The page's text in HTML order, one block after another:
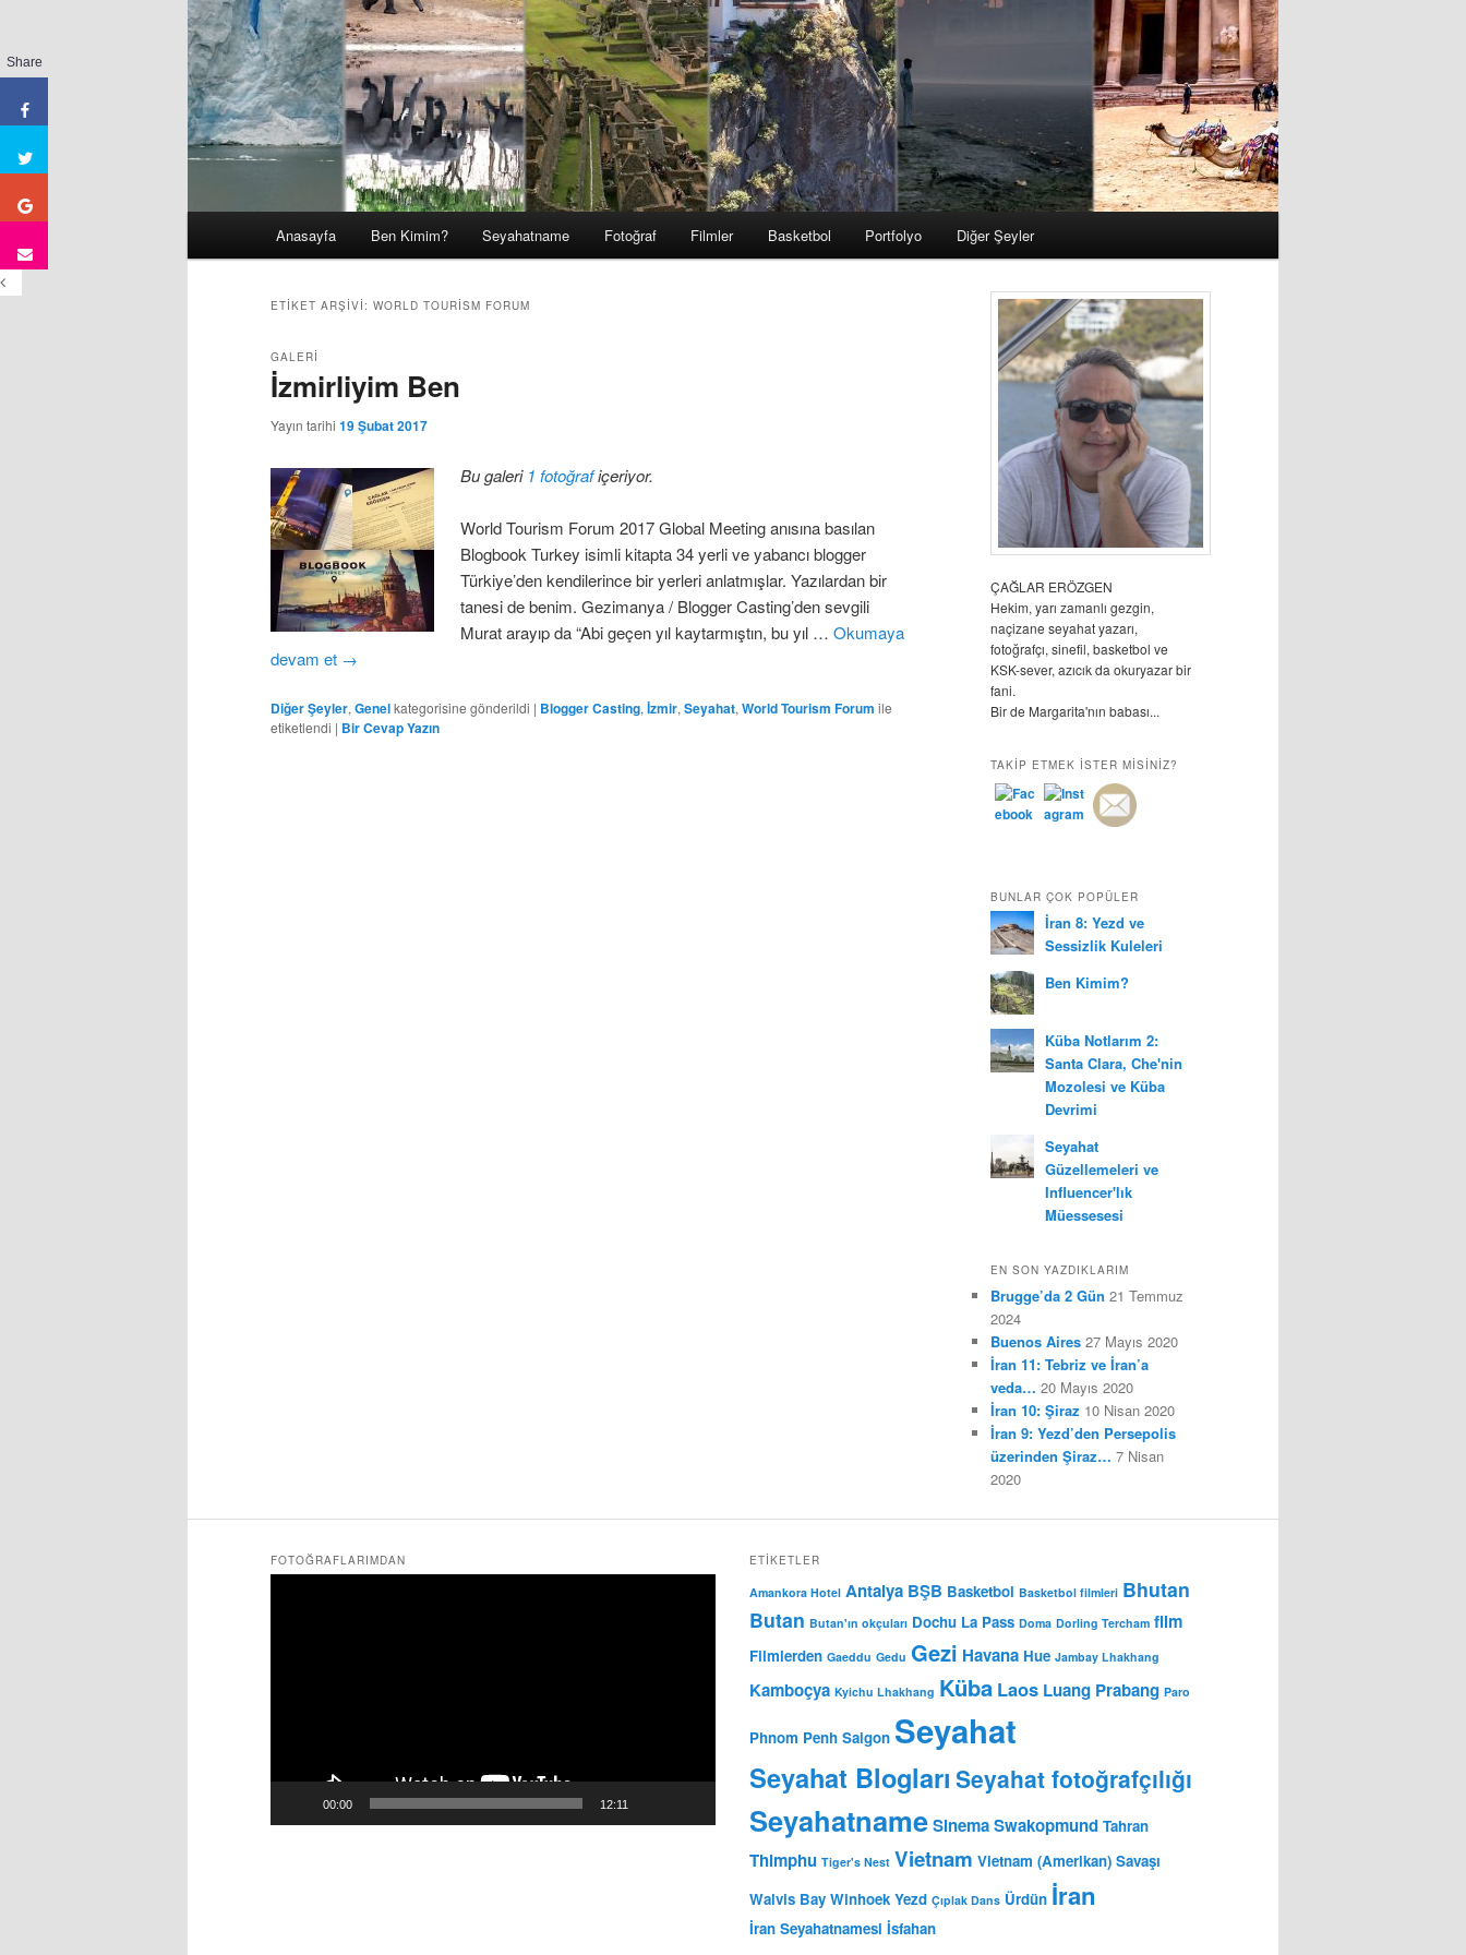
Birincil
geç
İkincil
geç
Anasayfa Ben Kimim? Seyahatname Fotoğraf Filmler Basketbol Portfolyo Diğer Şeyler
ETIKET ARŞIVI: WORLD TOURISM FORUM
İzmirliyim Ben
GALERI
Yayın tarihi 19 Şubat 2017
Bu galeri 1 fotoğrafiçeriyor.
World Tourism Forum 2017 Global Meeting anısına basılan
Blogbook Turkey isimli kitapta 34 yerli ve yabancı blogger
Türkiye’den kendilerince bir yerleri anlatmışlar. Yazılardan bir
tanesi de benim. Gezimanya / Blogger Casting’den sevgili
Murat arayıp da “Abi geçen yıl kaytarmıştın, bu yıl …Okumaya
devam et →
Diğer Şeyler, Genelkategorisine gönderildi | Blogger Casting, İzmir, Seyahat, World Tourism Forum ile
etiketlendi | Bir Cevap Yazın
ÇAĞLAR ERÖZGEN
Hekim, yarı zamanlı gezgin,
naçizane seyahat yazarı,
fotoğrafçı, sinefil, basketbol ve
KSK-sever, azıcık da okuryazar bir
fani.
Bir de Margarita'nın babası...
TAKIP ETMEK ISTER MISINIZ?
BUNLAR ÇOK POPÜLER
İran 8: Yezd ve
Sessizlik Kuleleri
Ben Kimim?
Küba Notlarım 2:
Santa Clara, Che'nin
Mozolesi ve Küba
Devrimi
Seyahat
Güzellemeleri ve
Influencer'lık
Müessesesi
EN SON YAZDIKLARIM
Brugge’da 2 Gün 21 Temmuz
2024
Buenos Aires 27 Mayıs 2020
İran 11: Tebriz ve İran’a
veda… 20 Mayıs 2020
İran 10: Şiraz 10 Nisan 2020
İran 9: Yezd’den Persepolis
üzerinden Şiraz… 7 Nisan
2020
FOTOĞRAFLARIMDAN
00:00 12:11
ETIKETLER
Amankora Hotel Antalya BŞB Basketbol Basketbol filmleri Bhutan
Butan Butan'ın okçuları Dochu La Pass Doma Dorling Tercham film
Filmlerden Gaeddu Gedu Gezi Havana Hue Jambay Lhakhang
Kamboçya Kyichu Lhakhang Küba Laos Luang Prabang Paro
Phnom Penh Saigon Seyahat
Seyahat Blogları Seyahat fotoğrafçılığı
SeyahatnameSinemaSwakopmund Tahran
Thimphu Tiger's Nest Vietnam Vietnam (Amerikan) Savaşı
Walvis Bay Winhoek Yezd Çıplak Dans Ürdün İran
İran Seyahatnamesi İsfahan
Share